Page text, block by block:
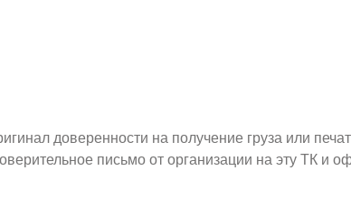
доверенности на получение груза или
письмо от организации на эту ТК и